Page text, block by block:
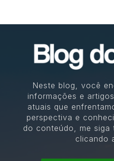
Neste blog, você
informações e
atuais que
perspectiva e
do conteúdo, me siga
clicando